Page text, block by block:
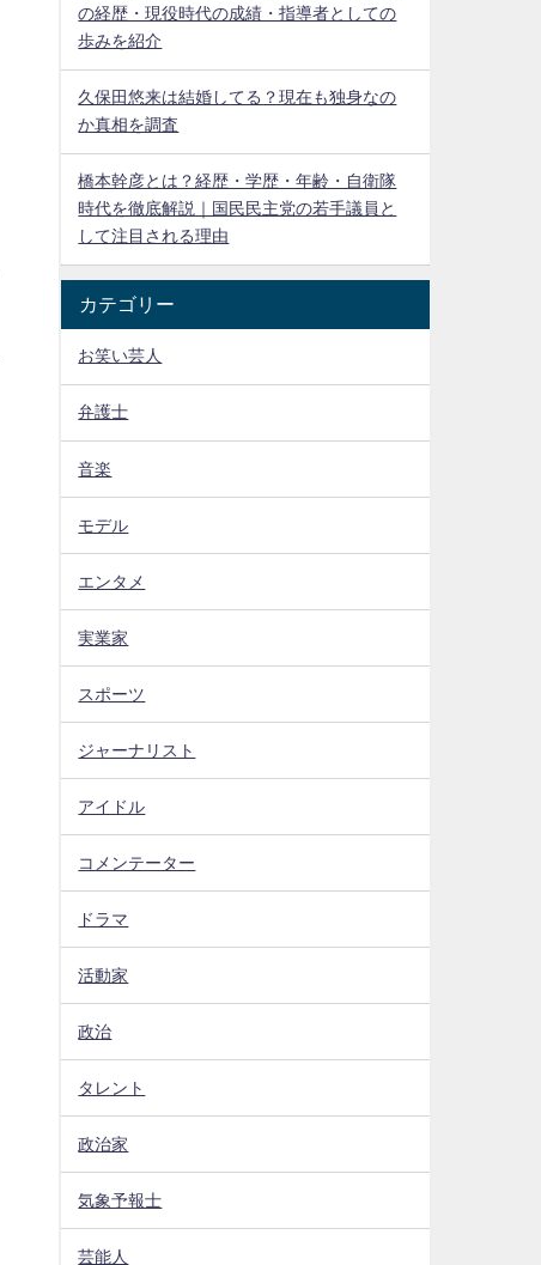
の経歴・現役時代の成績・指導者としての
歩みを紹介
久保田悠来は結婚してる？現在も独身なの
か真相を調査
橋本幹彦とは？経歴・学歴・年齢・自衛隊
時代を徹底解説｜国民民主党の若手議員と
して注目される理由
カテゴリー
お笑い芸人
弁護士
音楽
モデル
エンタメ
実業家
スポーツ
ジャーナリスト
アイドル
コメンテーター
ドラマ
活動家
政治
タレント
政治家
気象予報士
芸能人